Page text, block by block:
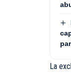
La